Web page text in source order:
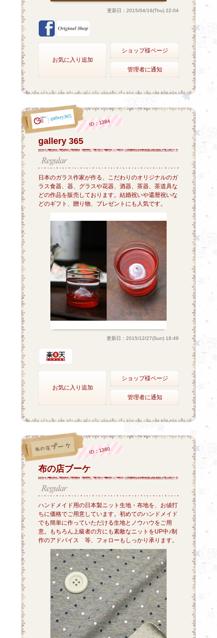
更新日：2015/04/16(Thu) 22:04
お気に入り追加
ショップ様ページ
管理者に通知
gallery 365
ID：1384
日本のガラス作家が作る、こだわりのオリジナルのガ
ラス食器、器、グラスや花器、酒器、茶器、茶道具な
どの作品を販売しております。結婚祝いや還暦祝いな
どのギフト、贈り物、プレゼントにも人気です。
更新日：2015/12/27(Sun) 18:49
お気に入り追加
ショップ様ページ
管理者に通知
布の店ブーケ
ID：1380
ハンドメイド用の日本製ニット生地・布地を、お値打
ちに価格でご用意しています。初めてのハンドメイド
でも簡単に作っていただける生地とノウハウをご用
意。もちろん上級者の方にも素敵なニットをUP中♪制
作のアドバイス 等、フォローもしっかり承ります。